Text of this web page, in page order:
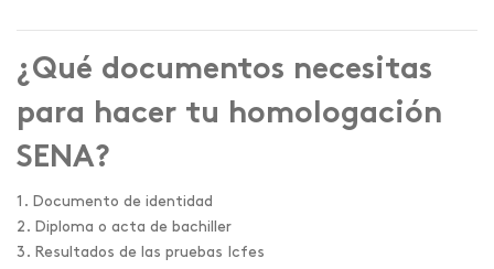
¿Qué documentos necesitas
para hacer tu homologación
SENA?
1. Documento de identidad
2. Diploma o acta de bachiller
3. Resultados de las pruebas Icfes